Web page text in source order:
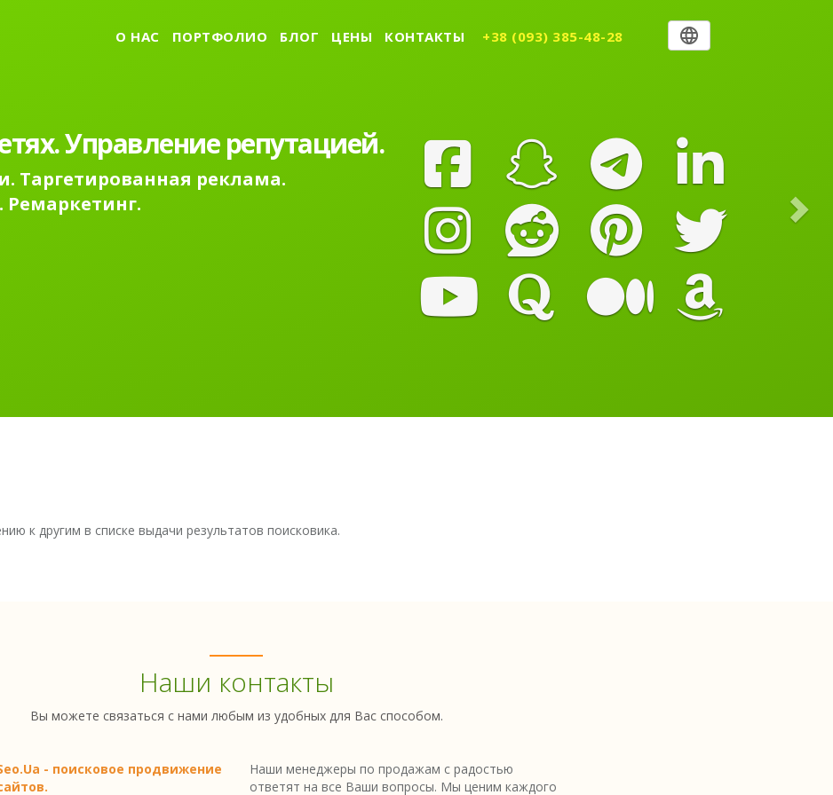
О НАС ПОРТФОЛИО БЛОГ ЦЕНЫ КОНТАКТЫ +38 (093) 385-48-28
Управление репутацией.
Таргетированная реклама.
к другим в списке выдачи результатов поисковика.
Наши контакты
Вы можете связаться с нами любым из удобных для Вас способом.
- поисковое продвижение
Наши менеджеры по продажам с радостью
ответят на все Ваши вопросы. Мы ценим каждого